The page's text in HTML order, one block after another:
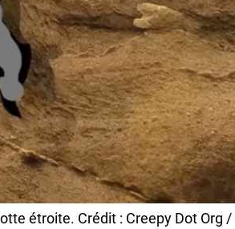
étroite. Crédit : Creepy Dot Org /